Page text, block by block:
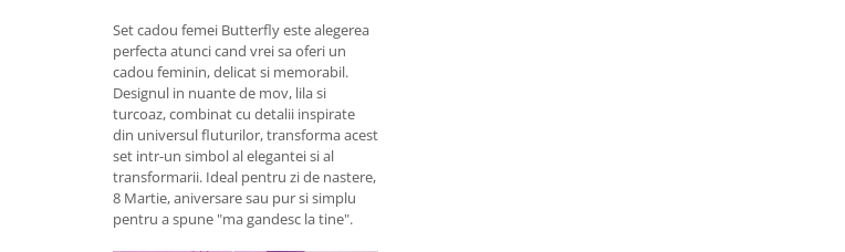
Set cadou femei Butterfly este alegerea
perfecta atunci cand vrei sa oferi un
cadou feminin, delicat si memorabil.
Designul in nuante de mov, lila si
turcoaz, combinat cu detalii inspirate
din universul fluturilor, transforma acest
set intr-un simbol al elegantei si al
transformarii. Ideal pentru zi de nastere,
8 Martie, aniversare sau pur si simplu
pentru a spune "ma gandesc la tine".